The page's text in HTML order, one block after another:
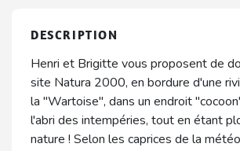
DESCRIPTION
Henri et Brigitte vous proposent de
site Natura 2000, en bordure d'une
la "Wartoise", dans un endroit
l'abri des intempéries, tout en étant
nature ! Selon les caprices de la